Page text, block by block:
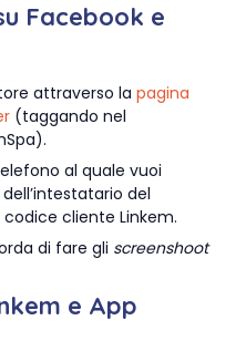
Facebook e
attraverso la pagina
(taggando nel
al quale vuoi
del
cliente Linkem.
di fare gli screenshoot
e App